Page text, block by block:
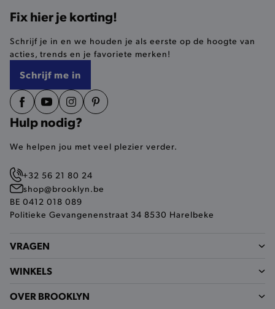
Fix hier je korting!
Schrijf je in en we houden je als eerste op de hoogte van
acties, trends en je favoriete merken!
Schrijf me in
Hulp nodig?
We helpen jou met veel plezier verder.
+32 56 21 80 24
shop@brooklyn.be
BE 0412 018 089
Politieke Gevangenenstraat 34 8530 Harelbeke
VRAGEN
WINKELS
OVER BROOKLYN
selected-val
pickupStoreVal